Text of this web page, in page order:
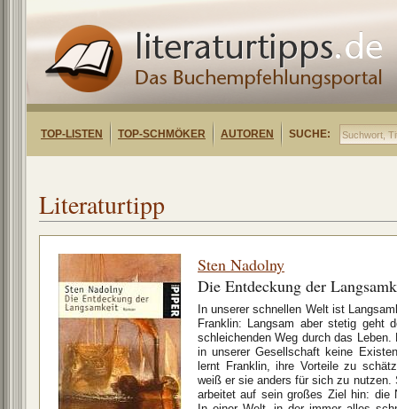
TOP-LISTEN TOP-SCHMÖKER AUTOREN SUCHE:
Literaturtipp
Sten Nadolny
Die Entdeckung der
In unserer schnellen Welt ist
Franklin: Langsam aber stetig geht
schleichenden Weg durch das
in unserer Gesellschaft keine
lernt Franklin, ihre Vorteile zu
weiß er sie anders für sich zu nutzen.
arbeitet auf sein großes Ziel hin: die